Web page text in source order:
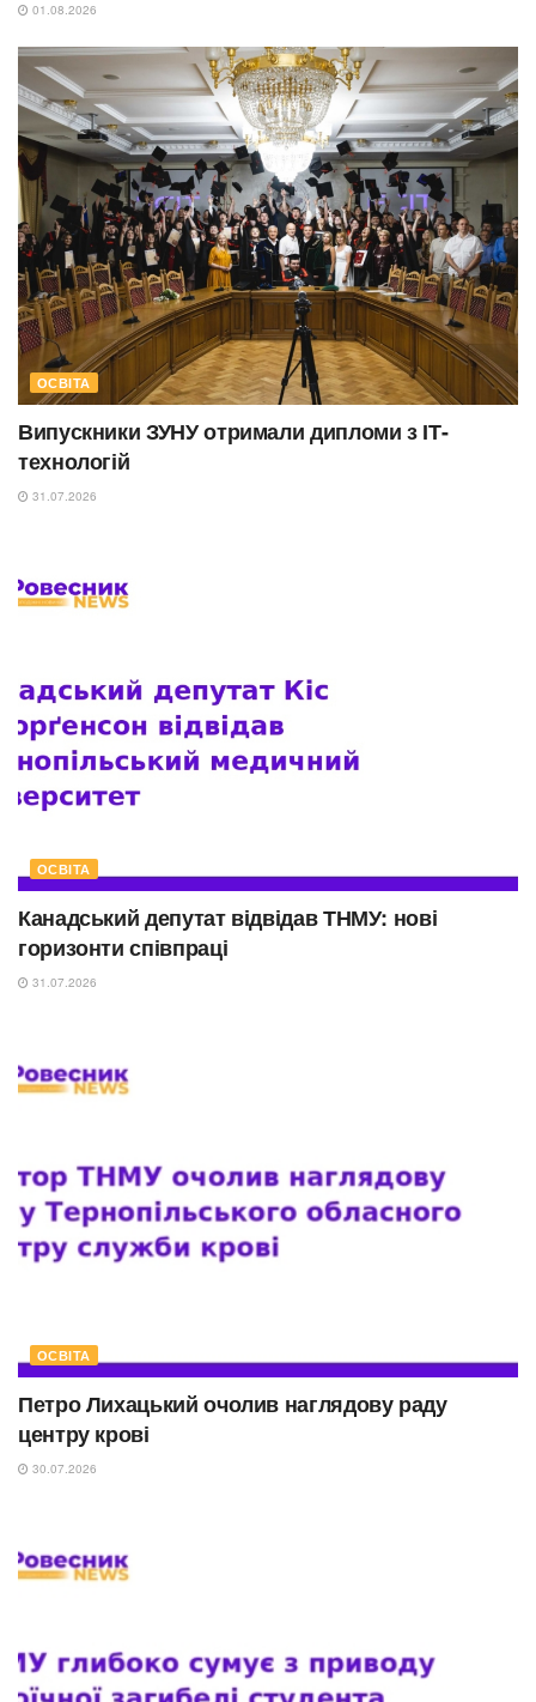
01.08.2026
ОСВІТА
Випускники ЗУНУ отримали дипломи з ІТ-
технологій
31.07.2026
ОСВІТА
Канадський депутат відвідав ТНМУ: нові
горизонти співпраці
31.07.2026
ОСВІТА
Петро Лихацький очолив наглядову раду
центру крові
30.07.2026